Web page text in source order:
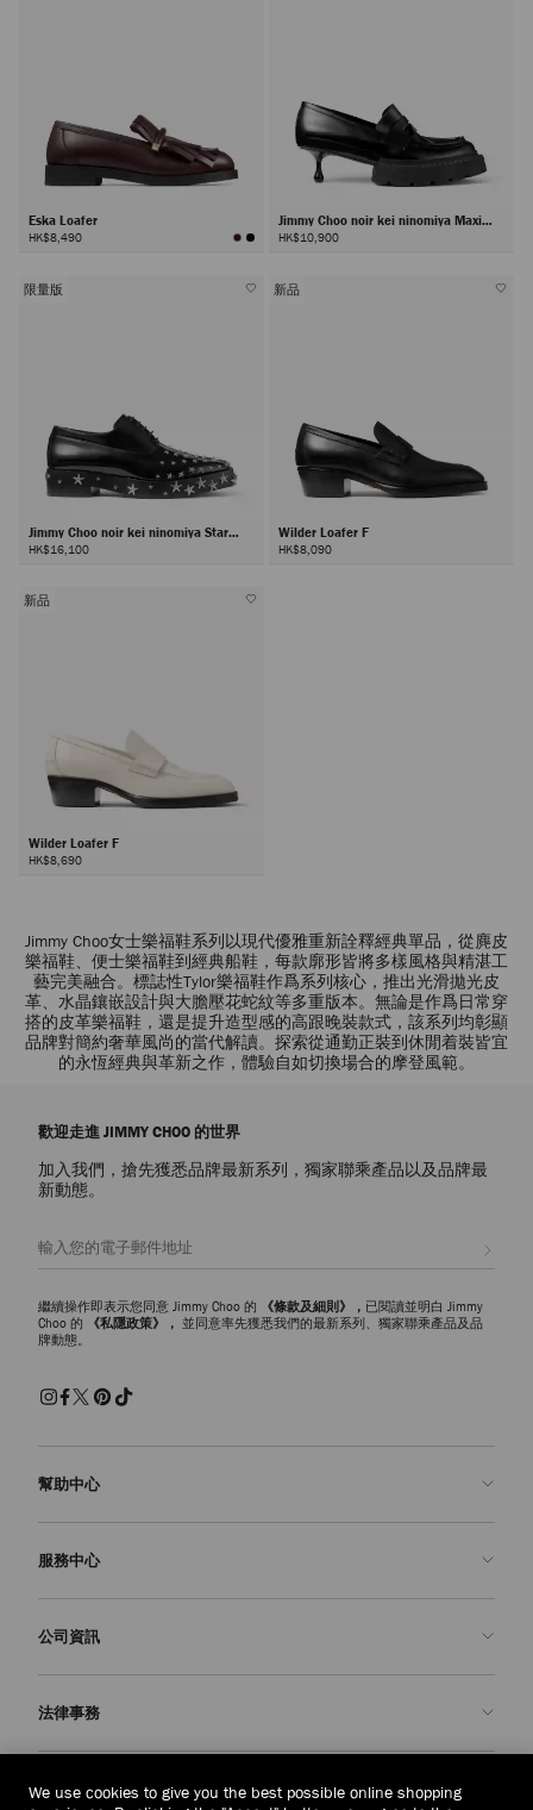
Eska Loafer
HK$8,490
Jimmy Choo noir kei ninomiya Maxi
Loafer
HK$10,900
限量版
Jimmy Choo noir kei ninomiya Star
Shoe
HK$16,100
新品
Wilder Loafer F
HK$8,090
新品
Wilder Loafer F
HK$8,690
Jimmy Choo女士樂福鞋系列以現代優雅重新詮釋經典單品，從麂皮
樂福鞋、便士樂福鞋到經典船鞋，每款廓形皆將多樣風格與精湛工
藝完美融合。標誌性Tylor樂福鞋作爲系列核心，推出光滑拋光皮
革、水晶鑲嵌設計與大膽壓花蛇紋等多重版本。無論是作爲日常穿
搭的皮革樂福鞋，還是提升造型感的高跟晚裝款式，該系列均彰顯
品牌對簡約奢華風尚的當代解讀。探索從通勤正裝到休閒着裝皆宜
的永恆經典與革新之作，體驗自如切換場合的摩登風範。
歡迎走進 JIMMY CHOO 的世界
加入我們，搶先獲悉品牌最新系列，獨家聯乘產品以及品牌最
新動態。
繼續操作即表示您同意 Jimmy Choo 的 《條款及細則》， 已閱讀並明白 Jimmy
Choo 的
《私隱政策》， 並同意率先獲悉我們的最新系列、獨家聯乘產品及品
牌動態。
幫助中心
常見問題解答
申請退貨
送貨
服務中心
定制服務
保修服務
公司資訊
我們的歷史
我們的影響與責任
法律事務
條款與條件
緬甸(HK$)
We use cookies to give you the best possible online shopping